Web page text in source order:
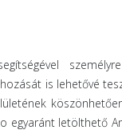
is lehetővé
egyaránt letölthető